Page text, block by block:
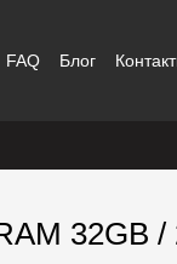
FAQ Блог
32GB